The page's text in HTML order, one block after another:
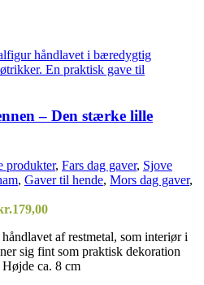
– Den stærke lille
produkter, Fars dag gaver, Sjove
, Gaver til hende, Mors dag gaver,
179,00
af restmetal, som interiør i
sig fint som praktisk dekoration
ca. 8 cm